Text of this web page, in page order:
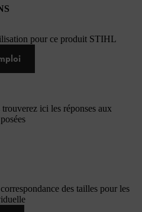
pour ce produit STIHL
ici les réponses aux
des tailles pour les